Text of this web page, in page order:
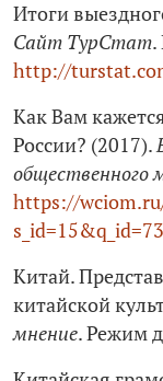
Итоги
Сайт ТурСтат.
http://
Как Вам
России? (2017).
общественного
https://
Китай.
китайской
мнение. Режим